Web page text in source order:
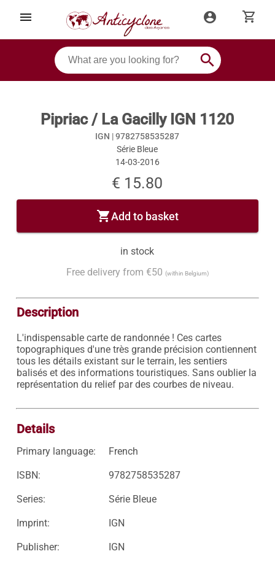
menu account_circle shopping_cart
search
Pipriac / La Gacilly IGN 1120
IGN |9782758535287
Série Bleue
14-03-2016
€ 15.80
shopping_cartAdd to basket
in stock
Free delivery from €50 (within Belgium)
Description
L'indispensable carte de randonnée ! Ces cartes
topographiques d'une très grande précision contiennent
tous les détails existant sur le terrain, les sentiers
balisés et des informations touristiques. Sans oublier la
représentation du relief par des courbes de niveau.
Details
Primary language: French
ISBN: 9782758535287
Series: Série Bleue
Imprint: IGN
Publisher: IGN